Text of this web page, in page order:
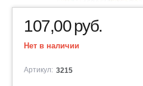
107,00руб.
Нет в наличии
Артикул: 3215